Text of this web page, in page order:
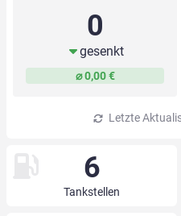
0
gesenkt
⌀ 0,00 €
Letzte
6
Tankstellen